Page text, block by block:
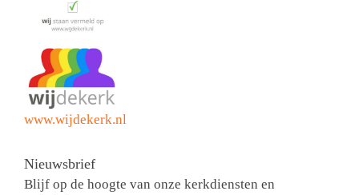
www.wijdekerk.nl
Nieuwsbrief
Blijf op de hoogte van onze kerkdiensten en